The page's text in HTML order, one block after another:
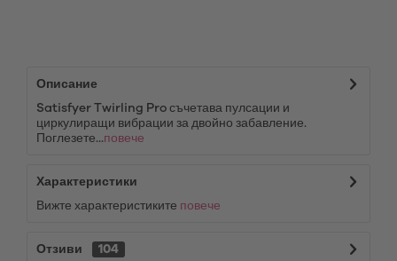
Описание
Satisfyer Twirling Pro съчетава пулсации и
циркулиращи вибрации за двойно забавление.
Поглезете...повече
Характеристики
Вижте характеристиките повече
Отзиви 104